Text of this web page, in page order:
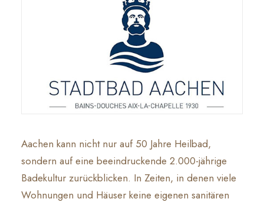
Aachen kann nicht nur auf 50 Jahre Heilbad,
sondern auf eine beeindruckende 2.000-jährige
Badekultur zurückblicken. In Zeiten, in denen viele
Wohnungen und Häuser keine eigenen sanitären